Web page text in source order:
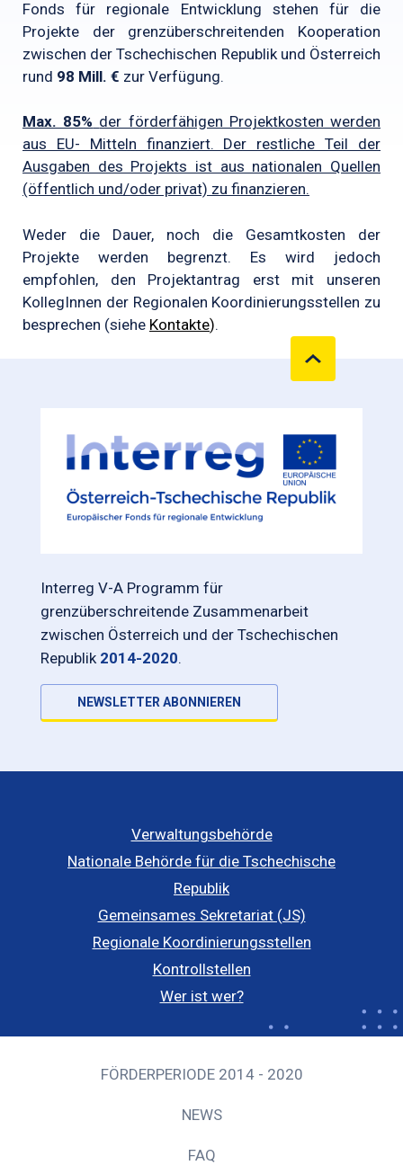
Fonds für regionale Entwicklung stehen für die
Projekte der grenzüberschreitenden Kooperation
zwischen der Tschechischen Republik und Österreich
rund 98 Mill. € zur Verfügung.
Max. 85% der förderfähigen Projektkosten werden
aus EU- Mitteln finanziert. Der restliche Teil der
Ausgaben des Projekts ist aus nationalen Quellen
(öffentlich und/oder privat) zu finanzieren.
Weder die Dauer, noch die Gesamtkosten der
Projekte werden begrenzt. Es wird jedoch
empfohlen, den Projektantrag erst mit unseren
KollegInnen der Regionalen Koordinierungsstellen zu
besprechen (siehe Kontakte).
Interreg V-A Programm für
grenzüberschreitende Zusammenarbeit
zwischen Österreich und der Tschechischen
Republik 2014-2020.
NEWSLETTER ABONNIEREN
Verwaltungsbehörde
Nationale Behörde für die Tschechische
Republik
Gemeinsames Sekretariat (JS)
Regionale Koordinierungsstellen
Kontrollstellen
Wer ist wer?
FÖRDERPERIODE 2014 - 2020
NEWS
FAQ